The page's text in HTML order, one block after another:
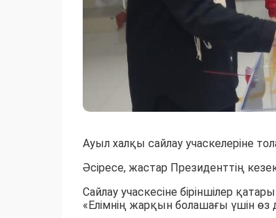
Ауыл халқы сайлау учаскелеріне
Әсіресе, жастар Президенттің
Сайлау учаскесіне біріншілер
«Елімнің жарқын болашағы үшін